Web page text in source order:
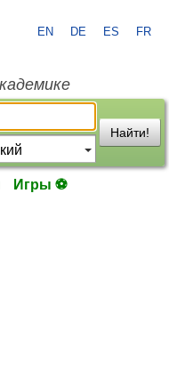
EN DE ES FR
Найти!
Игры ⚽